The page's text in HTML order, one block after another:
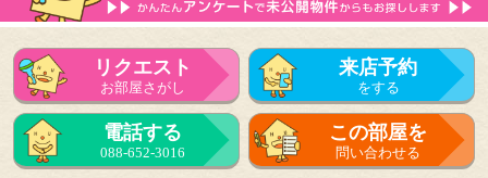
リクエスト
お部屋さがし
来店予約
をする
電話する
088-652-3016
この部屋を
問い合わせる